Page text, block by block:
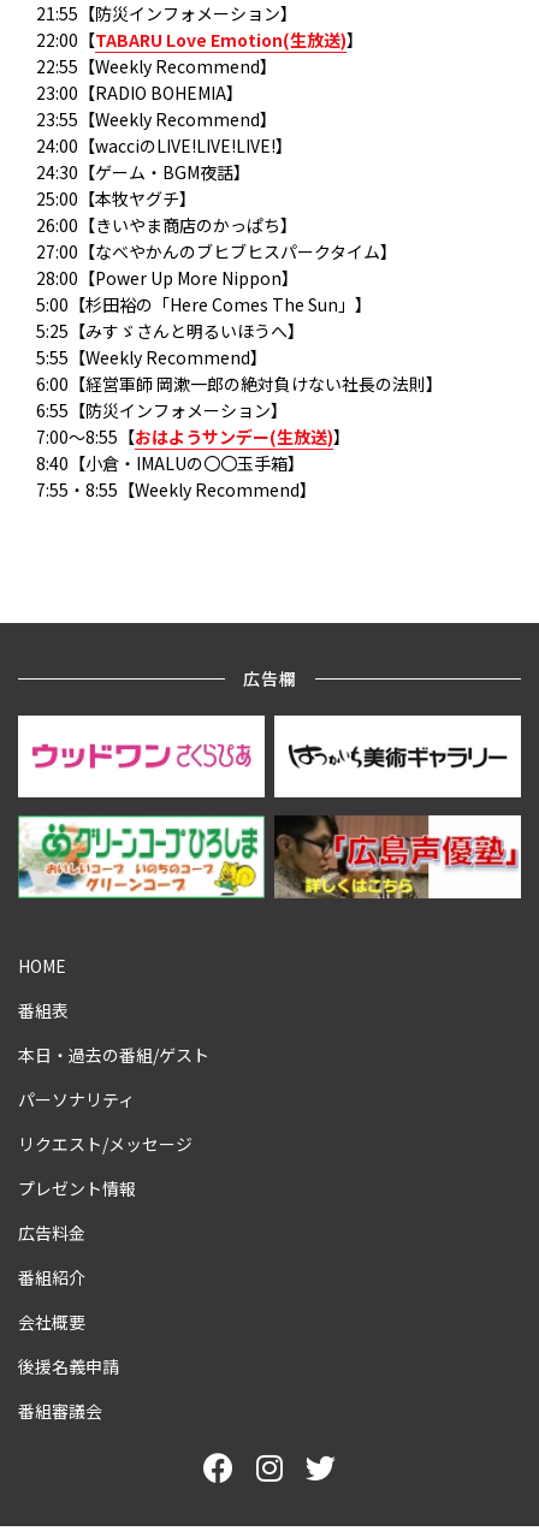
21:55【防災インフォメーション】
22:00【TABARU Love Emotion(生放送)】
22:55【Weekly Recommend】
23:00【RADIO BOHEMIA】
23:55【Weekly Recommend】
24:00【wacciのLIVE!LIVE!LIVE!】
24:30【ゲーム・BGM夜話】
25:00【本牧ヤグチ】
26:00【きいやま商店のかっぱち】
27:00【なべやかんのブヒブヒスパークタイム】
28:00【Power Up More Nippon】
5:00【杉田裕の「Here Comes The Sun」】
5:25【みすゞさんと明るいほうへ】
5:55【Weekly Recommend】
6:00【経営軍師 岡漱一郎の絶対負けない社長の法則】
6:55【防災インフォメーション】
7:00～8:55【おはようサンデー(生放送)】
8:40【小倉・IMALUの〇〇玉手箱】
7:55・8:55【Weekly Recommend】
広告欄
HOME
番組表
本日・過去の番組/ゲスト
パーソナリティ
リクエスト/メッセージ
プレゼント情報
広告料金
番組紹介
会社概要
後援名義申請
番組審議会